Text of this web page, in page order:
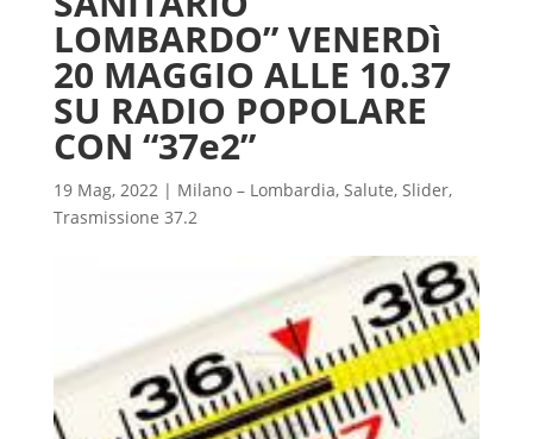
LOMBARDO” VENERDì
20 MAGGIO ALLE 10.37
SU RADIO POPOLARE
CON “37e2”
19 Mag, 2022| Milano – Lombardia, Salute, Slider,
Trasmissione 37.2